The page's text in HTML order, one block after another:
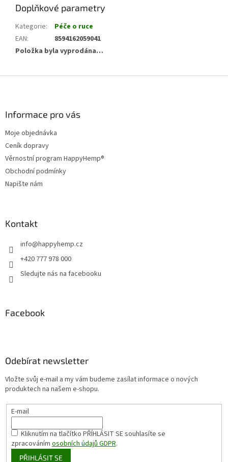
Doplňkové parametry
Kategorie:
Péče o ruce
EAN:
8594162059041
Položka byla vyprodána…
Informace pro vás
Moje objednávka
Ceník dopravy
Věrnostní program HappyHemp®
Obchodní podmínky
Napište nám
Kontakt
info@happyhemp.cz
+420 777 978 000
Sledujte nás na facebooku
Facebook
Odebírat newsletter
Vložte svůj e-mail a my vám budeme zasílat informace o nových
produktech na našem e-shopu.
E-mail
Kliknutím na tlačítko PŘÍHLÁSIT SEsouhlasíte se
zpracovánímosobních údajů GDPR.
PŘIHLÁSIT SE